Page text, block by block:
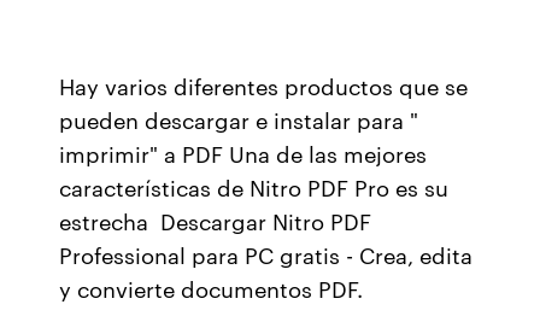
Hay varios diferentes productos que se
pueden descargar e instalar para "
imprimir" a PDF Una de las mejores
características de Nitro PDF Pro es su
estrecha Descargar Nitro PDF
Professional para PC gratis - Crea, edita
y convierte documentos PDF.